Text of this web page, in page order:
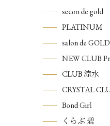
secon de gold
PLATINUM
salon de GOLD
NEW CLUB
CLUB 涼水
CRYSTAL
Bond Girl
くらぶ 碧